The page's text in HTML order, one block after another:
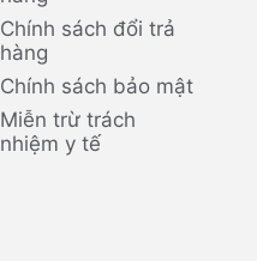
Chính sách đổi trả
hàng
Chính sách bảo mật
Miễn trừ trách
nhiệm y tế